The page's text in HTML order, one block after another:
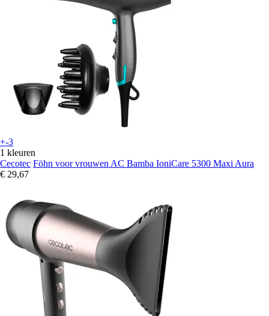
+-3
1 kleuren
Cecotec Föhn voor vrouwen AC Bamba IoniCare 5300 Maxi Aura
€ 29,67